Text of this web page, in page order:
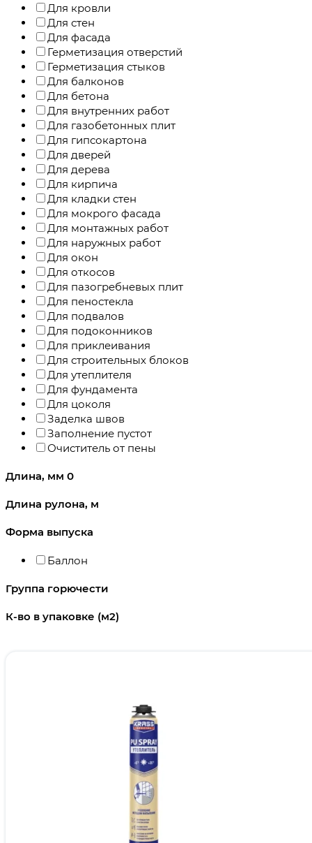
Для кровли
Для стен
Для фасада
Герметизация отверстий
Герметизация стыков
Для балконов
Для бетона
Для внутренних работ
Для газобетонных плит
Для гипсокартона
Для дверей
Для дерева
Для кирпича
Для кладки стен
Для мокрого фасада
Для монтажных работ
Для наружных работ
Для окон
Для откосов
Для пазогребневых плит
Для пеностекла
Для подвалов
Для подоконников
Для приклеивания
Для строительных блоков
Для утеплителя
Для фундамента
Для цоколя
Заделка швов
Заполнение пустот
Очиститель от пены
Длина, мм 0
Длина рулона, м
Форма выпуска
Баллон
Группа горючести
К-во в упаковке (м2)